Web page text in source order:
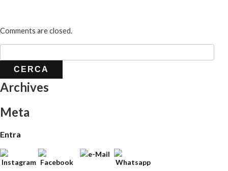
Comments are closed.
Archives
Meta
Entra